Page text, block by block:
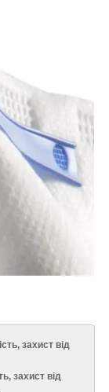
захист від
захист від